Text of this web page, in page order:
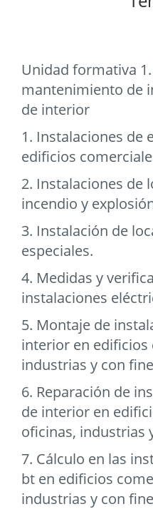
Unidad formativa
mantenimiento de
de interior
1. Instalaciones de
edificios
2. Instalaciones de
incendio y
3. Instalación de
especiales.
4. Medidas y
instalaciones
5. Montaje de
interior en edificios
industrias y con
6. Reparación de
de interior en
oficinas, industrias
7. Cálculo en las
bt en edificios
industrias y con